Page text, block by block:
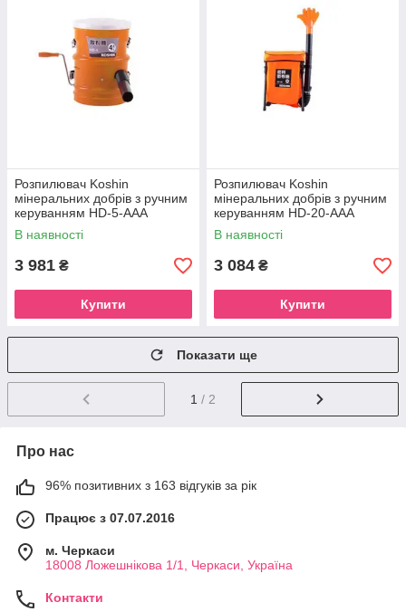
Розпилювач Koshin
мінеральних добрів з ручним
керуванням HD-5-AAA
В наявності
3 981 ₴
Купити
Розпилювач Koshin
мінеральних добрів з ручним
керуванням HD-20-AAA
В наявності
3 084 ₴
Купити
Показати ще
1 / 2
Про нас
96% позитивних з 163 відгуків за рік
Працює з 07.07.2016
м. Черкаси
18008 Ложешнікова 1/1, Черкаси, Україна
Контакти